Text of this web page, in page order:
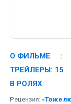
О ФИЛЬМЕ :
ТРЕЙЛЕРЫ: 15
В РОЛЯХ
Рецензия: «Тоже